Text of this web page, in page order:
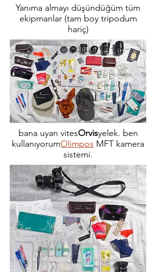
Yanıma almayı düşündüğüm tüm
ekipmanlar (tam boy tripodum
hariç)
bana uyan vitesOrvisyelek. ben
kullanıyorumOlimpos MFT kamera
sistemi.